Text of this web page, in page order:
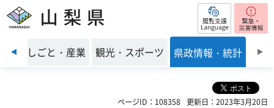
山梨県 閲覧支援
前のスライドを表示
境 しごと・産業 観光・スポーツ 県政情報・統計
ページID：108358 更新日：2023年3月20日